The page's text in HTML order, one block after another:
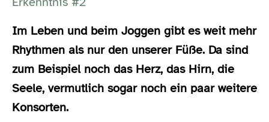
Im Leben und beim Joggen gibt es weit mehr
Rhythmen als nur den unserer Füße. Da sind
zum Beispiel noch das Herz, das Hirn, die
Seele, vermutlich sogar noch ein paar weitere
Konsorten.